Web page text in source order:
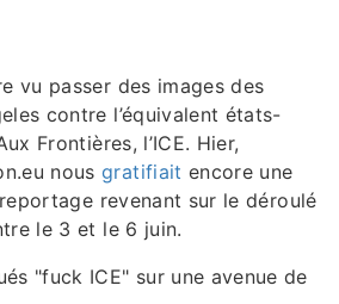
vu passer des images des
contre l’équivalent états-
Frontières, l’ICE. Hier,
nousgratifiait encore une
revenant sur le déroulé
le 3 et le 6 juin.